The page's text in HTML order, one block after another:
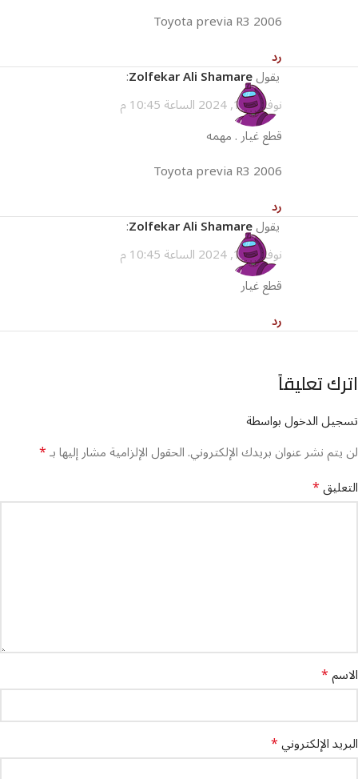
Toyota previa R3 2006
رد
يقولZolfekar Ali Shamare
:
نوفمبر 12, 2024 الساعة 10:45 م
قطع غيار . مهمه
Toyota previa R3 2006
رد
يقولZolfekar Ali Shamare
:
نوفمبر 12, 2024 الساعة 10:45 م
قطع غيار
رد
اترك تعليقاً
تسجيل الدخول بواسطة
لن يتم نشر عنوان بريدك الإلكتروني.الحقول الإلزامية مشار إليها بـ*
التعليق*
الاسم*
البريد الإلكتروني*